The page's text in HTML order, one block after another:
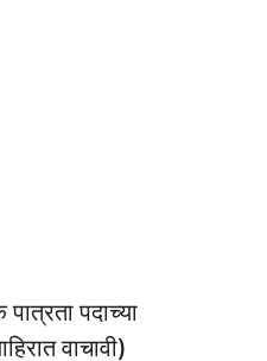
पात्रता पदाच्या
वाचावी)